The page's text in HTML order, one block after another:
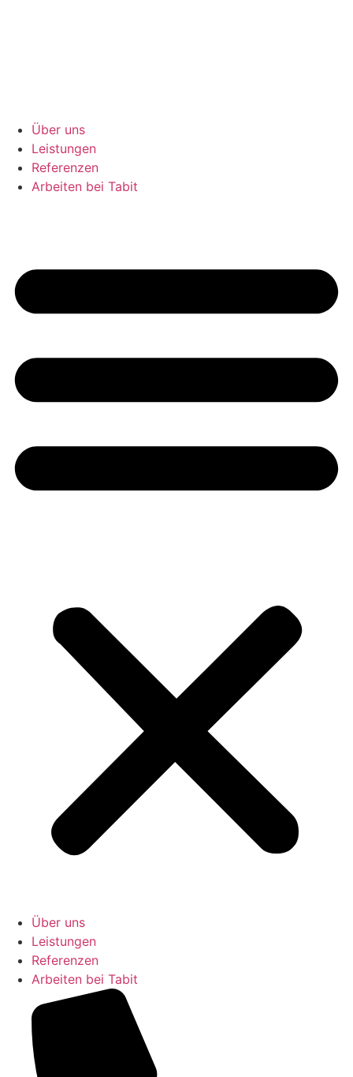
Über uns
Leistungen
Referenzen
Arbeiten bei Tabit
Über uns
Leistungen
Referenzen
Arbeiten bei Tabit